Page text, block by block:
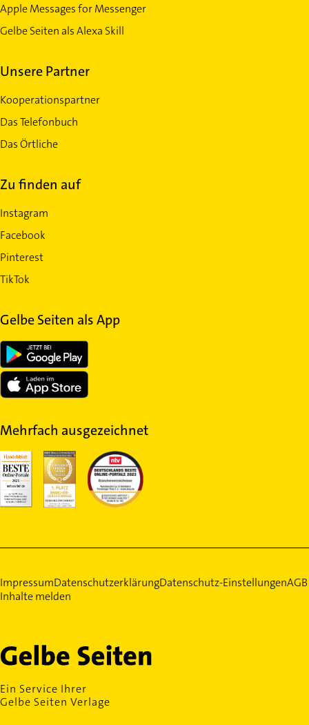
Apple Messages for Messenger
Gelbe Seiten als Alexa Skill
Unsere Partner
Kooperationspartner
Das Telefonbuch
Das Örtliche
Zu finden auf
Instagram
Facebook
Pinterest
TikTok
Gelbe Seiten als App
Mehrfach ausgezeichnet
ImpressumDatenschutzerklärungDatenschutz-EinstellungenAGB
Inhalte melden
Ein Service Ihrer
Gelbe Seiten Verlage